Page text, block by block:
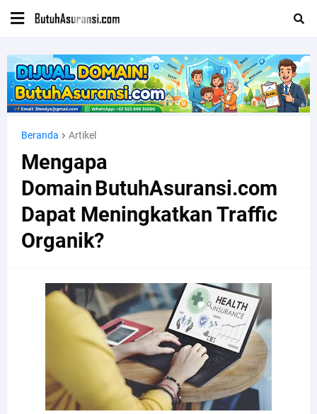
Beranda Artikel
Mengapa
Domain ButuhAsuransi.com
Dapat Meningkatkan Traffic
Organik?